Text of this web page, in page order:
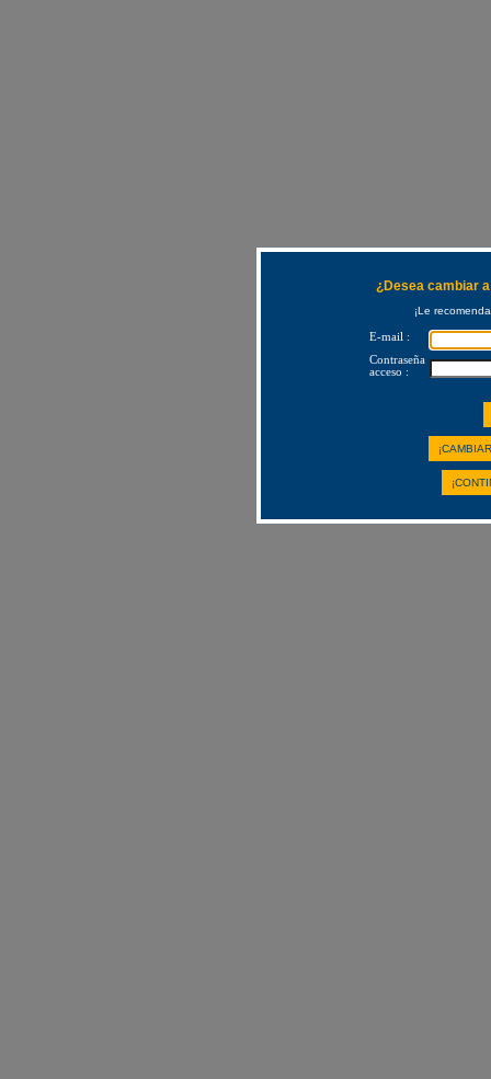
¿Desea cambiar
¡Le
E-mail :
Contraseña
acceso :